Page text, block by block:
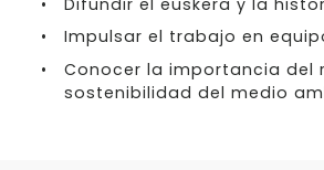
Impulsar el trabajo en
Conocer la importancia del
sostenibilidad del medio